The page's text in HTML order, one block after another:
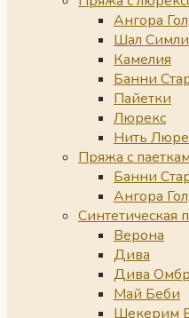
Ангора
Шал Симли
Камелия
Банни
Пайетки
Люрекс
Нить
Пряжа с
Банни
Ангора
Синтетическая
Верона
Дива
Дива
Май Беби
Шекерим